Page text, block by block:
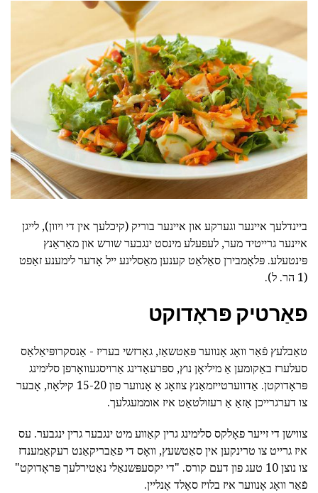
ביינדלעך איינער וגערקע און איינער בוריק (קיכלעך אין די ויוון), לייגן
איינער גרייטיד מער, לעפעלע מינסט ינגבער שורש און מאַראַנץ
פּינטעלע. פּלאָמבירן סאַלאַט קענען מאַסלינע ייל אָדער לימענע זאַפט
(1 הר. ל).
פאַרטיק פּראָדוקט
טאַבלעץ פֿאַר וואָג אָנווער פּאַטשאַז, גאָדזשי בעריז - אַנסקרופּיאַלאַס
סעלערז באַקומען אַ מיליאָן נוץ, ספּרעאַדינג אַרויסגעוואָרפן סלימינג
פּראָדוקטן. אַדווערטייזמאַנץ צוזאָג אַ אָנווער פון 15-20 קילאָוז, אָבער
צו דערגרייכן אַזאַ אַ רעזולטאַט איז אוממעגלעך.
צווישן די זייער פאָלקס סלימינג גרין קאַווע מיט ינגבער גרין ינגבער. עס
איז גרייט צו טרינקען אין סאַטשעץ, וואָס די פאַבריקאַנט רעקאַמענדז
צו נוצן 10 טעג פון דעם קורס. "די יקסעפּשנאַלי נאַטירלעך פּראָדוקט"
פֿאַר וואָג אָנווער איז בלויז סאָלד אָנליין.